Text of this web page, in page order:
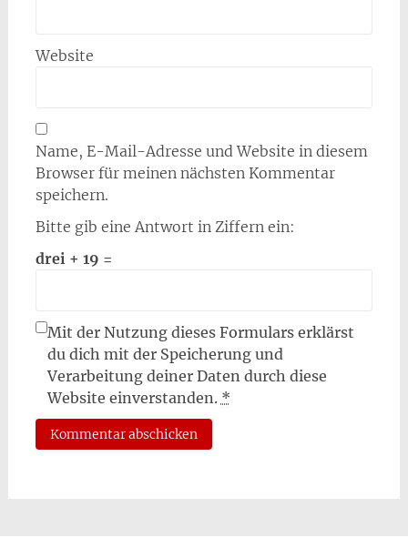
Website
Name, E-Mail-Adresse und Website in diesem
Browser für meinen nächsten Kommentar
speichern.
Bitte gib eine Antwort in Ziffern ein:
drei + 19 =
Mit der Nutzung dieses Formulars erklärst
du dich mit der Speicherung und
Verarbeitung deiner Daten durch diese
Website einverstanden. *